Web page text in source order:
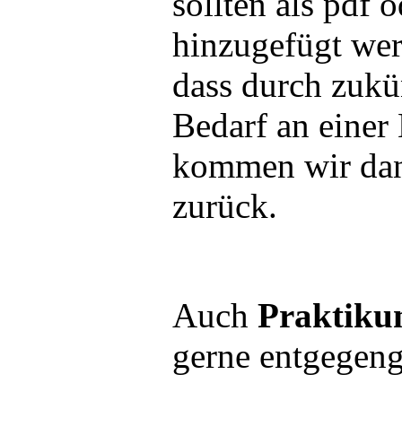
hinzugefügt
dass durch
Bedarf an
kommen wir
zurück.
Auch
gerne